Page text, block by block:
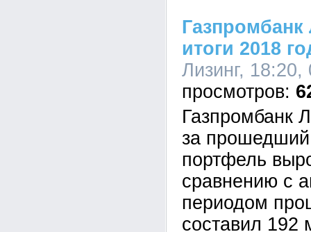
Газпромбанк
итоги 2018
Лизинг,
Газпромбанк
за прошедший
портфель
сравнению с
периодом
составил 192